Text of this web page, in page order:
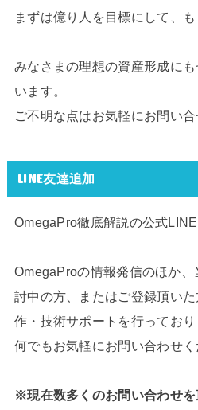
まずは億り人を目標にして、
みなさまの理想の資産形成に
います。
ご不明な点はお気軽にお問い合
LINE友達追加
OmegaPro徹底解説の公式
OmegaProの情報発信のほか
討中の方、またはご登録頂い
作・技術サポートを行っており
何でもお気軽にお問い合わせく
※現在数多くのお問い合わせ